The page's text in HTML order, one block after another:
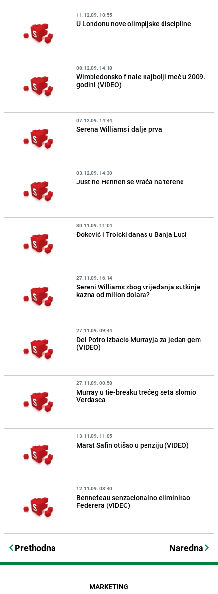
11.12.09. 10:55
U Londonu nove olimpijske discipline
08.12.09. 14:18
Wimbledonsko finale najbolji meč u 2009.
godini (VIDEO)
07.12.09. 14:44
Serena Williams i dalje prva
03.12.09. 14:30
Justine Hennen se vraća na terene
30.11.09. 11:04
Đoković i Troicki danas u Banja Luci
27.11.09. 16:14
Sereni Williams zbog vrijeđanja sutkinje
kazna od milion dolara?
27.11.09. 09:44
Del Potro izbacio Murrayja za jedan gem
(VIDEO)
27.11.09. 00:58
Murray u tie-breaku trećeg seta slomio
Verdasca
13.11.09. 11:05
Marat Safin otišao u penziju (VIDEO)
12.11.09. 08:40
Benneteau senzacionalno eliminirao
Federera (VIDEO)
Prethodna Naredna
MARKETING